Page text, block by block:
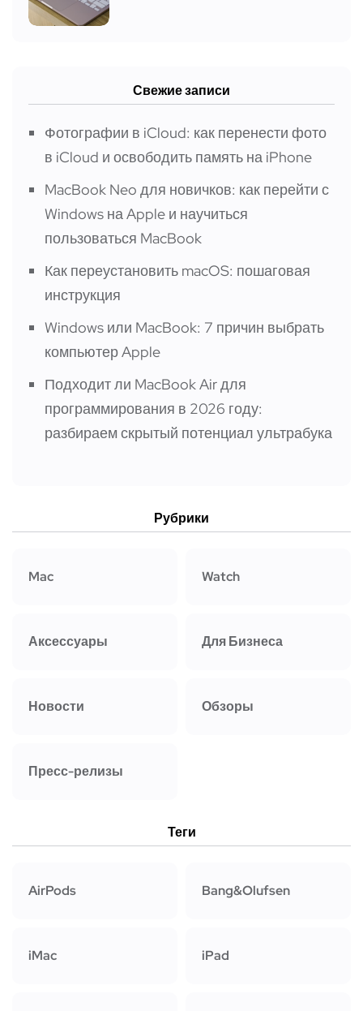
Свежие записи
Фотографии в iCloud: как перенести фото
в iCloud и освободить память на iPhone
MacBook Neo для новичков: как перейти с
Windows на Apple и научиться
пользоваться MacBook
Как переустановить macOS: пошаговая
инструкция
Windows или MacBook: 7 причин выбрать
компьютер Apple
Подходит ли MacBook Air для
программирования в 2026 году:
разбираем скрытый потенциал ультрабука
Рубрики
Mac Watch
Аксессуары Для Бизнеса
Новости Обзоры
Пресс-релизы
Теги
AirPods Bang&Olufsen
iMac iPad